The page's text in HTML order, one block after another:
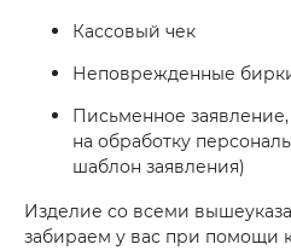
Кассовый чек
Неповрежденные
Письменное
на обработку
шаблон заявления)
Изделие со всеми
забираем у вас при помощи